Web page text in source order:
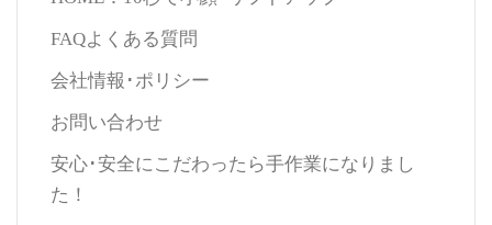
FAQよくある質問
会社情報･ポリシー
お問い合わせ
安心･安全にこだわったら手作業になりまし
た！